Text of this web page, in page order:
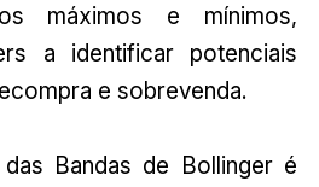
máximos e mínimos,
a identificar potenciais
e sobrevenda.
Bandas de Bollinger é